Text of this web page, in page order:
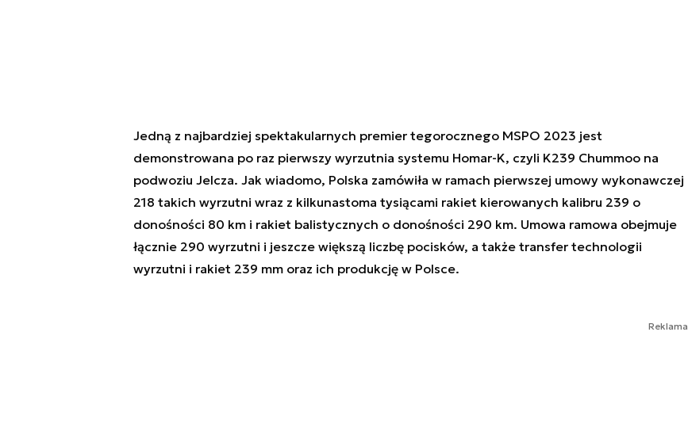
Jedną z najbardziej spektakularnych premier tegorocznego MSPO 2023 jest
demonstrowana po raz pierwszy wyrzutnia systemu Homar-K, czyli K239 Chummoo na
podwoziu Jelcza. Jak wiadomo, Polska zamówiła w ramach pierwszej umowy wykonawczej
218 takich wyrzutni wraz z kilkunastoma tysiącami rakiet kierowanych kalibru 239 o
donośności 80 km i rakiet balistycznych o donośności 290 km. Umowa ramowa obejmuje
łącznie 290 wyrzutni i jeszcze większą liczbę pocisków, a także transfer technologii
wyrzutni i rakiet 239 mm oraz ich produkcję w Polsce.
Reklama